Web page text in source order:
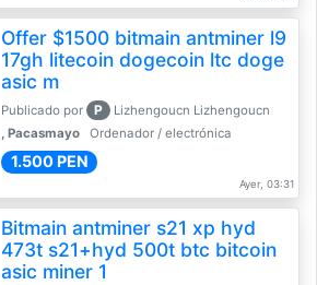
Offer $1500 bitmain antminer l9
17gh litecoin dogecoin ltc doge
asic m
Publicado por P
Lizhengoucn Lizhengoucn
, Pacasmayo
Ordenador / electrónica
1.500 PEN
Ayer, 03:31
Bitmain antminer s21 xp hyd
473t s21+hyd 500t btc bitcoin
asic miner 1